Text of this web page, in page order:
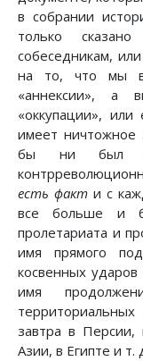
в собрании
только
собеседникам,
на то, что мы
«аннексии»,
«оккупации»,
имеет ничтожное
бы ни был
есть факт и с
все больше и
пролетариата и
имя прямого
косвенных
имя
завтра в Персии,
Азии, в Египте и т.